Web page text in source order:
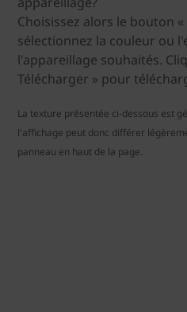
Choisissez alors le bouton
sélectionnez la couleur ou
l'appareillage souhaités.
Télécharger » pour
La texture présentée ci-dessous est
l'affichage peut donc différer
panneau en haut de la page.